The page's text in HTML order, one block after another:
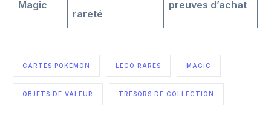
Magic
rareté
preuves d’achat
CARTES POKÉMON LEGO RARES MAGIC
OBJETS DE VALEUR TRÉSORS DE COLLECTION